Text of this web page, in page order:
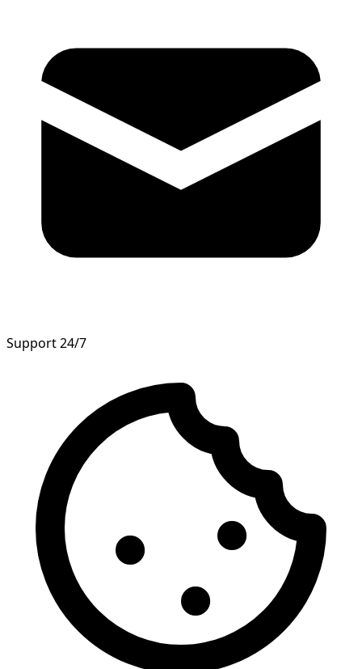
Support 24/7